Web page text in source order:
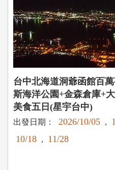
台中北海道洞爺函館百
斯海洋公園+金森倉庫+
美食五日(星宇台中)
出發日期： 2026/10/05 ,
10/18 , 11/28